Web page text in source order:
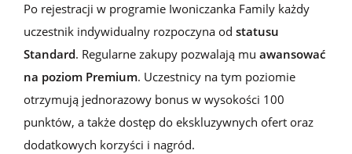
Po rejestracji w programie Iwoniczanka Family każdy
uczestnik indywidualny rozpoczyna od statusu
Standard. Regularne zakupy pozwalają mu awansować
na poziom Premium. Uczestnicy na tym poziomie
otrzymują jednorazowy bonus w wysokości 100
punktów, a także dostęp do ekskluzywnych ofert oraz
dodatkowych korzyści i nagród.